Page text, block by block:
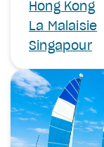
Hong Kong
La Malaisie
Singapour